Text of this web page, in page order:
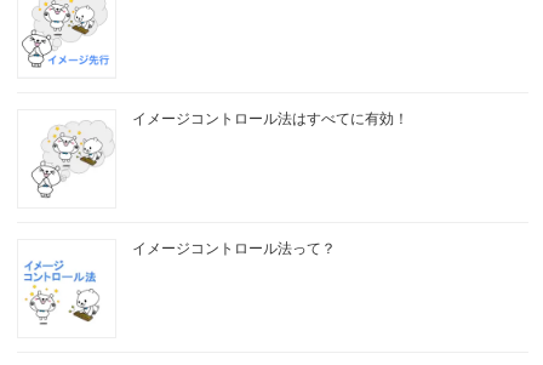
イメージコントロール法はすべてに有効！
イメージコントロール法って？